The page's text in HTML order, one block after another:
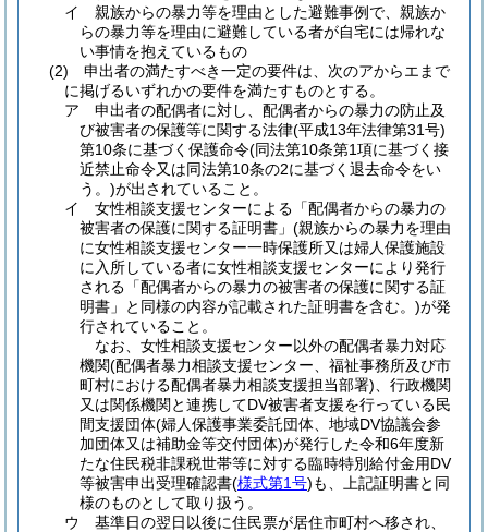
イ 親族からの暴力等を理由とした避難事例で、親族か
らの暴力等を理由に避難している者が自宅には帰れな
い事情を抱えているもの
(2) 申出者の満たすべき一定の要件は、次のアからエまで
に掲げるいずれかの要件を満たすものとする。
ア 申出者の配偶者に対し、配偶者からの暴力の防止及
び被害者の保護等に関する法律(平成13年法律第31号)
第10条に基づく保護命令(同法第10条第1項に基づく接
近禁止命令又は同法第10条の2に基づく退去命令をい
う。)が出されていること。
イ 女性相談支援センターによる「配偶者からの暴力の
被害者の保護に関する証明書」(親族からの暴力を理由
に女性相談支援センター一時保護所又は婦人保護施設
に入所している者に女性相談支援センターにより発行
される「配偶者からの暴力の被害者の保護に関する証
明書」と同様の内容が記載された証明書を含む。)が発
行されていること。
なお、女性相談支援センター以外の配偶者暴力対応
機関(配偶者暴力相談支援センター、福祉事務所及び市
町村における配偶者暴力相談支援担当部署)、行政機関
又は関係機関と連携してDV被害者支援を行っている民
間支援団体(婦人保護事業委託団体、地域DV協議会参
加団体又は補助金等交付団体)が発行した令和6年度新
たな住民税非課税世帯等に対する臨時特別給付金用DV
等被害申出受理確認書(様式第1号)も、上記証明書と同
様のものとして取り扱う。
ウ 基準日の翌日以後に住民票が居住市町村へ移され、